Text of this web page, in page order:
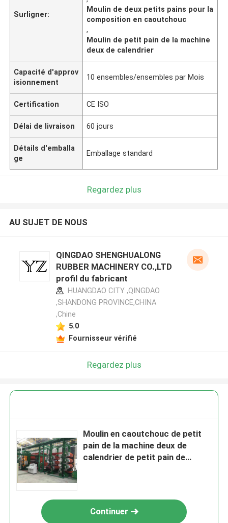
Surligner:
Moulin de deux petits pains pour la
composition en caoutchouc
,
Moulin de petit pain de la machine
deux de calendrier
Capacité d'approv
isionnement
10 ensembles/ensembles par Mois
Certification CE ISO
Délai de livraison 60 jours
Détails d'emballa
ge
Emballage standard
Regardez plus
AU SUJET DE NOUS
QINGDAO SHENGHUALONG
RUBBER MACHINERY CO.,LTD
profil du fabricant
HUANGDAO CITY ,QINGDAO
,SHANDONG PROVINCE,CHINA
,Chine
5.0
Fournisseur vérifié
Regardez plus
Moulin en caoutchouc de petit
pain de la machine deux de
calendrier de petit pain de
Continuer